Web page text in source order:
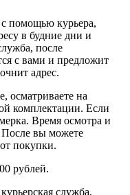
с помощью курьера,
в будние дни и
после
с вами и предложит
адрес.
осматриваете на
комплектации. Если
Время осмотра и
вы можете
покупки.
рублей.
служба,